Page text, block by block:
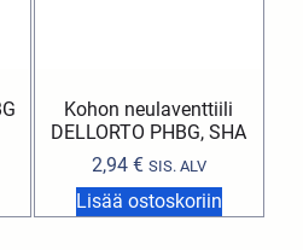
Kohon neulaventtiili
DELLORTO PHBG, SHA
2,94 € SIS. ALV
Lisää ostoskoriin